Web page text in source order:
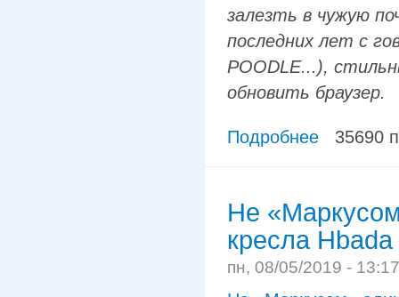
залезть в чужую
последних лет с
POODLE...),
обновить браузер.
Подробнее 35690
Не
кресла
пн, 08/05/2019 -